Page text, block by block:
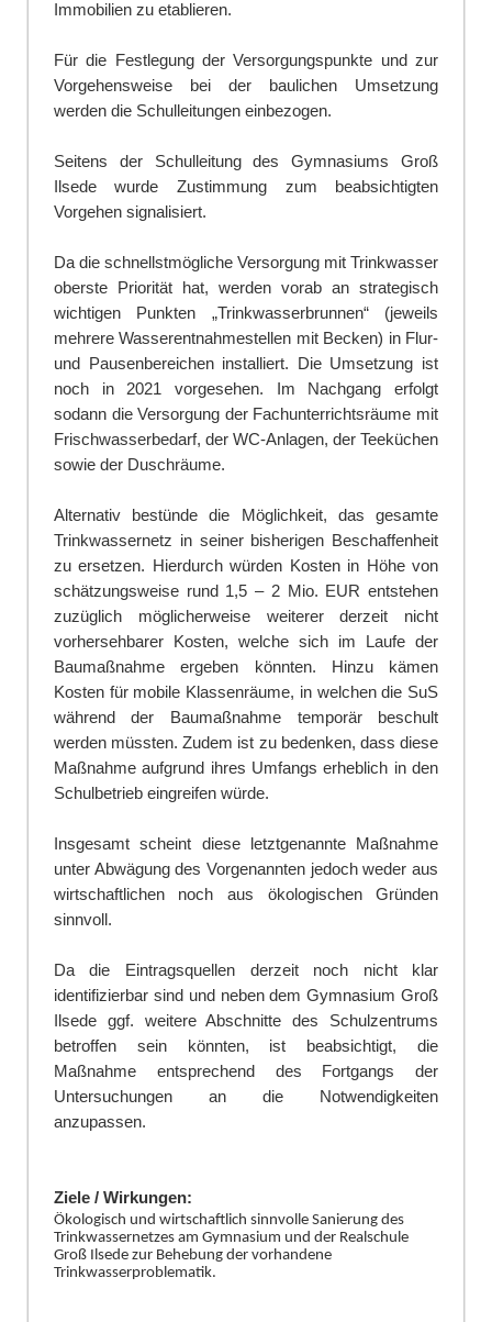
Immobilien zu etablieren.
Für die Festlegung der Versorgungspunkte und zur
Vorgehensweise bei der baulichen Umsetzung
werden die Schulleitungen einbezogen.
Seitens der Schulleitung des Gymnasiums Groß
Ilsede wurde Zustimmung zum beabsichtigten
Vorgehen signalisiert.
Da die schnellstmögliche Versorgung mit Trinkwasser
oberste Priorität hat, werden vorab an strategisch
wichtigen Punkten „Trinkwasserbrunnen“ (jeweils
mehrere Wasserentnahmestellen mit Becken) in Flur-
und Pausenbereichen installiert. Die Umsetzung ist
noch in 2021 vorgesehen. Im Nachgang erfolgt
sodann die Versorgung der Fachunterrichtsräume mit
Frischwasserbedarf, der WC-Anlagen, der Teeküchen
sowie der Duschräume.
Alternativ bestünde die Möglichkeit, das gesamte
Trinkwassernetz in seiner bisherigen Beschaffenheit
zu ersetzen. Hierdurch würden Kosten in Höhe von
schätzungsweise rund 1,5 – 2 Mio. EUR entstehen
zuzüglich möglicherweise weiterer derzeit nicht
vorhersehbarer Kosten, welche sich im Laufe der
Baumaßnahme ergeben könnten. Hinzu kämen
Kosten für mobile Klassenräume, in welchen die SuS
während der Baumaßnahme temporär beschult
werden müssten. Zudem ist zu bedenken, dass diese
Maßnahme aufgrund ihres Umfangs erheblich in den
Schulbetrieb eingreifen würde.
Insgesamt scheint diese letztgenannte Maßnahme
unter Abwägung des Vorgenannten jedoch weder aus
wirtschaftlichen noch aus ökologischen Gründen
sinnvoll.
Da die Eintragsquellen derzeit noch nicht klar
identifizierbar sind und neben dem Gymnasium Groß
Ilsede ggf. weitere Abschnitte des Schulzentrums
betroffen sein könnten, ist beabsichtigt, die
Maßnahme entsprechend des Fortgangs der
Untersuchungen an die Notwendigkeiten
anzupassen.
Ziele / Wirkungen:
Ökologisch und wirtschaftlich sinnvolle Sanierung des
Trinkwassernetzes am Gymnasium und der Realschule
Groß Ilsede zur Behebung der vorhandene
Trinkwasserproblematik.